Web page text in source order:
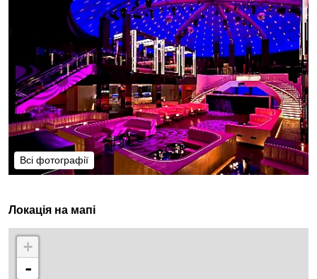
Всі фотографії
Всі фотографії
Локація на мапі
+
-